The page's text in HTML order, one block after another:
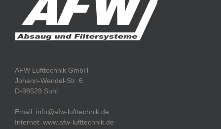
AFW Lufttechnik GmbH
Johann-Wendel-Str. 6
D-98529 Suhl
Email: info@afw-lufttechnik.de
Internet: www.afw-lufttechnik.de